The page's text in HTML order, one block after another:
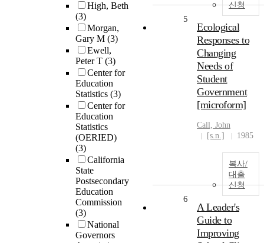
High, Beth
(3)
Morgan,
Gary M (3)
Ewell,
Peter T (3)
Center for
Education
Statistics (3)
Center for
Education
Statistics
(OERIED)
(3)
California
State
Postsecondary
Education
Commission
(3)
National
Governors
신청
5
Ecological
Responses to
Changing
Needs of
Student
Government
[microform]
Call, John
[s.n.]
1985
복사/
대출
신청
6
A Leader's
Guide to
Improving